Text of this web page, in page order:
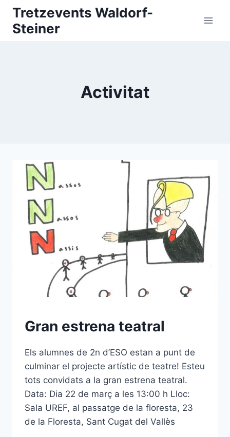
Vés
contingut
Tretzevents Waldorf-
Steiner
Activitat
Gran estrena teatral
Els alumnes de 2n d’ESO estan a punt de
culminar el projecte artístic de teatre! Esteu
tots convidats a la gran estrena teatral.
Data: Dia 22 de març a les 13:00 h Lloc:
Sala UREF, al passatge de la floresta, 23
de la Floresta, Sant Cugat del Vallès